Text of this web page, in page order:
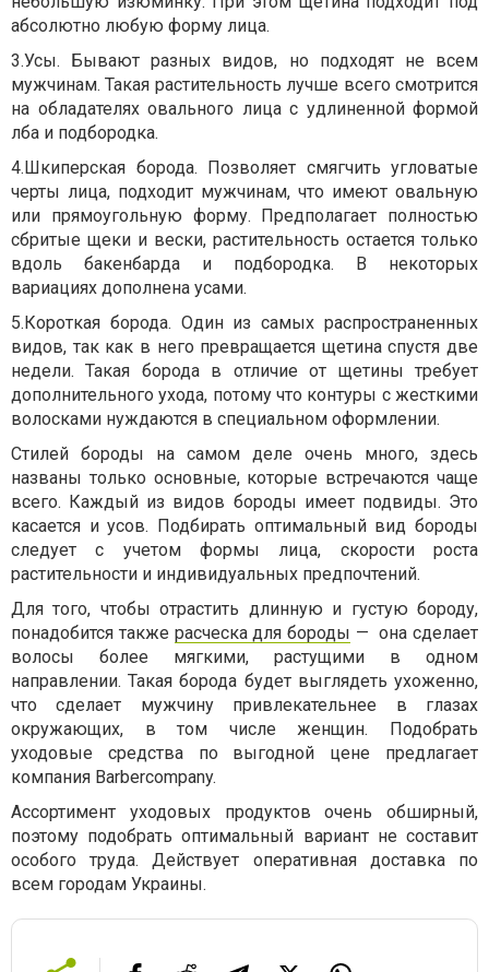
абсолютно любую форму лица.
3.Усы. Бывают разных видов, но подходят не всем
мужчинам. Такая растительность лучше всего смотрится
на обладателях овального лица с удлиненной формой
лба и подбородка.
4.Шкиперская борода. Позволяет смягчить угловатые
черты лица, подходит мужчинам, что имеют овальную
или прямоугольную форму. Предполагает полностью
сбритые щеки и вески, растительность остается только
вдоль бакенбарда и подбородка. В некоторых
вариациях дополнена усами.
5.Короткая борода. Один из самых распространенных
видов, так как в него превращается щетина спустя две
недели. Такая борода в отличие от щетины требует
дополнительного ухода, потому что контуры с жесткими
волосками нуждаются в специальном оформлении.
Стилей бороды на самом деле очень много, здесь
названы только основные, которые встречаются чаще
всего. Каждый из видов бороды имеет подвиды. Это
касается и усов. Подбирать оптимальный вид бороды
следует с учетом формы лица, скорости роста
растительности и индивидуальных предпочтений.
Для того, чтобы отрастить длинную и густую бороду,
понадобится также расческа для бороды — она сделает
волосы более мягкими, растущими в одном
направлении. Такая борода будет выглядеть ухоженно,
что сделает мужчину привлекательнее в глазах
окружающих, в том числе женщин. Подобрать
уходовые средства по выгодной цене предлагает
компания Barbercompany.
Ассортимент уходовых продуктов очень обширный,
поэтому подобрать оптимальный вариант не составит
особого труда. Действует оперативная доставка по
всем городам Украины.